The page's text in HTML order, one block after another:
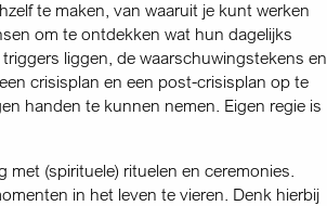
te maken, van waaruit je kunt werken
om te ontdekken wat hun dagelijks
liggen, de waarschuwings­tekens en
crisisplan en een post-crisisplan op te
handen te kunnen nemen. Eigen regie is
met (spirituele) rituelen en ceremonies.
in het leven te vieren. Denk hierbij